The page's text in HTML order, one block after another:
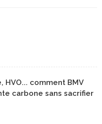
HVO... comment BMV
carbone sans sacrifier